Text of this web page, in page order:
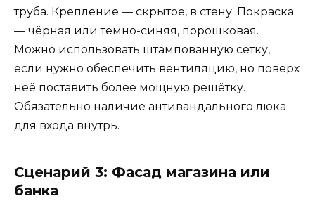
труба. Крепление — скрытое, в стену. Покраска
— чёрная или тёмно-синяя, порошковая.
Можно использовать штампованную сетку,
если нужно обеспечить вентиляцию, но поверх
неё поставить более мощную решётку.
Обязательно наличие антивандального люка
для входа внутрь.
Сценарий 3: Фасад магазина или
банка